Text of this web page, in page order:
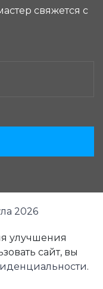
свяжется с
2026
улучшения
сайт, вы
.